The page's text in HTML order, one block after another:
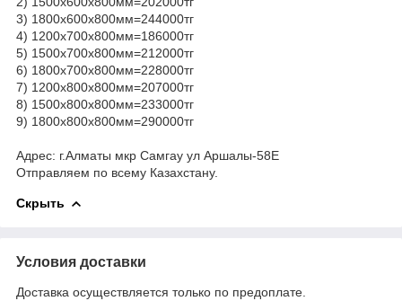
3) 1800х600х800мм=244000тг
4) 1200х700х800мм=186000тг
5) 1500х700х800мм=212000тг
6) 1800х700х800мм=228000тг
7) 1200х800х800мм=207000тг
8) 1500х800х800мм=233000тг
9) 1800х800х800мм=290000тг
Адрес: г.Алматы мкр Самгау ул Аршалы-58Е
Отправляем по всему Казахстану.
Скрыть
Условия доставки
Доставка осуществляется только по предоплате.